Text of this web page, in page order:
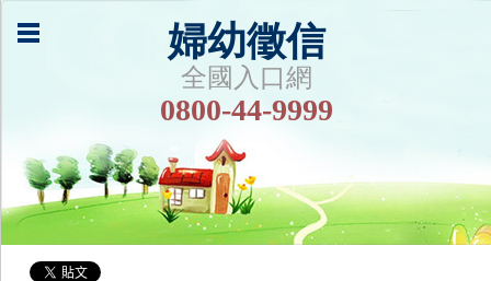
婦幼徵信
全國入口網
0800-44-9999